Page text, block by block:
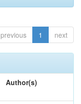
previous 1 next
Author(s)